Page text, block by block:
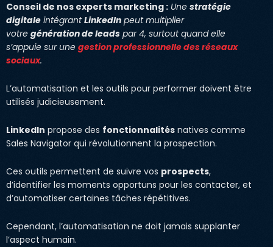
Conseil de nos experts marketing : Une stratégie
digitale intégrantLinkedIn peut multiplier
votre génération de leads par 4, surtout quand elle
s’appuie sur une gestion professionnelle des réseaux
sociaux.
L’automatisation et les outils pour performer doivent être
utilisés judicieusement.
LinkedIn propose des fonctionnalités natives comme
Sales Navigator qui révolutionnent la prospection.
Ces outils permettent de suivre vos prospects,
d’identifier les moments opportuns pour les contacter, et
d’automatiser certaines tâches répétitives.
Cependant, l’automatisation ne doit jamais supplanter
l’aspect humain.